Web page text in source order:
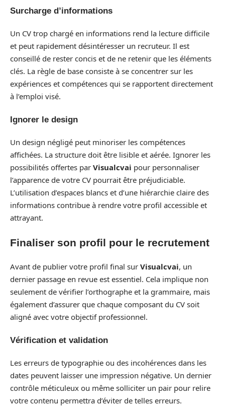
Surcharge d’informations
Un CV trop chargé en informations rend la lecture difficile
et peut rapidement désintéresser un recruteur. Il est
conseillé de rester concis et de ne retenir que les éléments
clés. La règle de base consiste à se concentrer sur les
expériences et compétences qui se rapportent directement
à l’emploi visé.
Ignorer le design
Un design négligé peut minoriser les compétences
affichées. La structure doit être lisible et aérée. Ignorer les
possibilités offertes par Visualcvai pour personnaliser
l’apparence de votre CV pourrait être préjudiciable.
L’utilisation d’espaces blancs et d’une hiérarchie claire des
informations contribue à rendre votre profil accessible et
attrayant.
Finaliser son profil pour le recrutement
Avant de publier votre profil final sur Visualcvai, un
dernier passage en revue est essentiel. Cela implique non
seulement de vérifier l’orthographe et la grammaire, mais
également d’assurer que chaque composant du CV soit
aligné avec votre objectif professionnel.
Vérification et validation
Les erreurs de typographie ou des incohérences dans les
dates peuvent laisser une impression négative. Un dernier
contrôle méticuleux ou même solliciter un pair pour relire
votre contenu permettra d’éviter de telles erreurs.